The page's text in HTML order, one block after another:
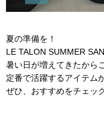
夏の準備を！
LE TALON SUMMER
暑い日が増えてきたから
定番で活躍するアイテム
ぜひ、おすすめをチェッ